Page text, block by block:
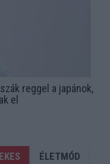
reggel a japánok,
el
ÉLETMÓD